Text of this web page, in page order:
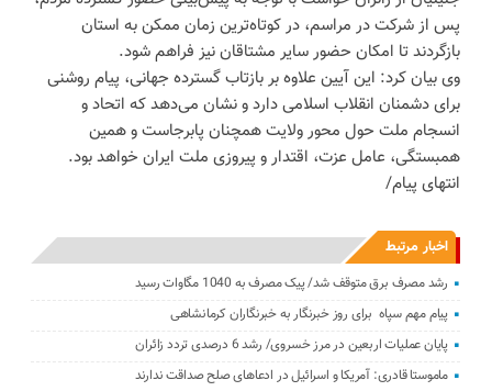
پس از شرکت در مراسم، در کوتاه‌ترین زمان ممکن به استان
بازگردند تا امکان حضور سایر مشتاقان نیز فراهم شود.
وی بیان کرد: این آیین علاوه بر بازتاب گسترده جهانی، پیام روشنی
برای دشمنان انقلاب اسلامی دارد و نشان می‌دهد که اتحاد و
انسجام ملت حول محور ولایت همچنان پابرجاست و همین
همبستگی، عامل عزت، اقتدار و پیروزی ملت ایران خواهد بود.
انتهای پیام/
اخبار مرتبط
رشد مصرف برق متوقف شد/ پیک مصرف به 1040 مگاوات رسید
پیام مهم ‌سپاه ‌ برای روز خبرنگار ‌به خبرنگاران کرمانشاهی
پایان عملیات اربعین در مرز خسروی/ رشد 6 درصدی تردد زائران
ماموستا قادری: آمریکا و اسرائیل در ادعاهای صلح صداقت ندارند